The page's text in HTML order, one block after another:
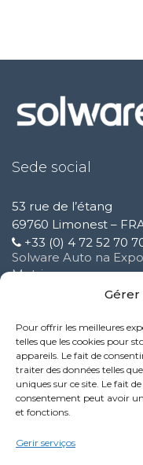
Pour offrir les meilleures
telles que les cookies pour
appareils. Le fait de
traiter des données telles
uniques sur ce site. Le fait
consentement peut avoir
et fonctions.
Gerir serviços
Sede social
53 rue de l’étang
69760 Limonest –
+33 (0) 4 72 52 70
Solware Auto na
Motrio
Melhoria do nosso
16 Outubro 2024
Nova funcionalidade
9 Outubro 2024
Politique de